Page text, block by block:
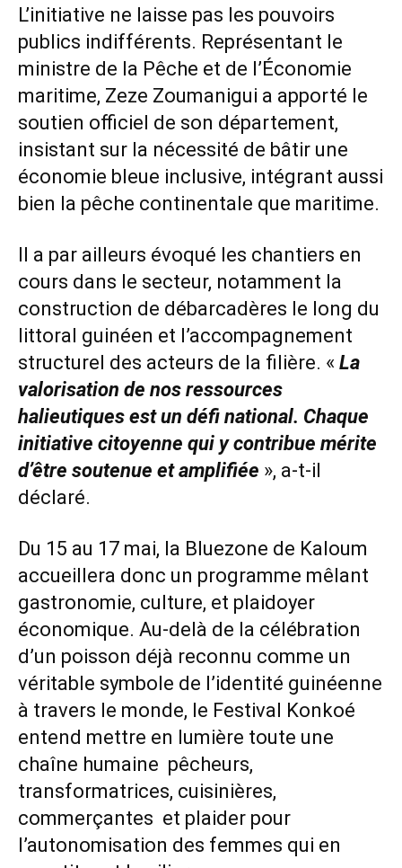
L’initiative ne laisse pas les pouvoirs
publics indifférents. Représentant le
ministre de la Pêche et de l’Économie
maritime, Zeze Zoumanigui a apporté le
soutien officiel de son département,
insistant sur la nécessité de bâtir une
économie bleue inclusive, intégrant aussi
bien la pêche continentale que maritime.
Il a par ailleurs évoqué les chantiers en
cours dans le secteur, notamment la
construction de débarcadères le long du
littoral guinéen et l’accompagnement
structurel des acteurs de la filière. « La
valorisation de nos ressources
halieutiques est un défi national. Chaque
initiative citoyenne qui y contribue mérite
d’être soutenue et amplifiée », a-t-il
déclaré.
Du 15 au 17 mai, la Bluezone de Kaloum
accueillera donc un programme mêlant
gastronomie, culture, et plaidoyer
économique. Au-delà de la célébration
d’un poisson déjà reconnu comme un
véritable symbole de l’identité guinéenne
à travers le monde, le Festival Konkoé
entend mettre en lumière toute une
chaîne humaine pêcheurs,
transformatrices, cuisinières,
commerçantes et plaider pour
l’autonomisation des femmes qui en